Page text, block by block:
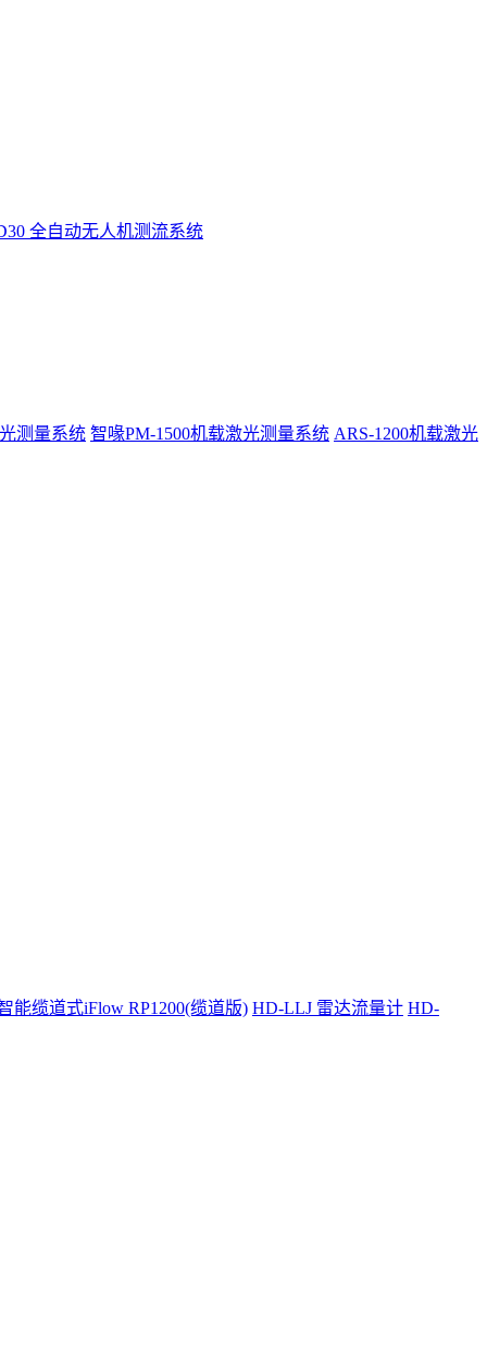
全自动无人机测流系统
测量系统 智喙PM-1500机载激光测量系统 ARS-1200机载激光
能缆道式iFlow RP1200(缆道版) HD-LLJ 雷达流量计 HD-